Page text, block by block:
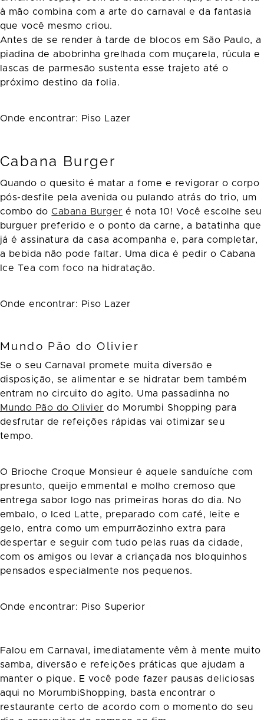
à mão combina com a arte do carnaval e da fantasia
que você mesmo criou.
Antes de se render à tarde de blocos em São Paulo, a
piadina de abobrinha grelhada com muçarela, rúcula e
lascas de parmesão sustenta esse trajeto até o
próximo destino da folia.
Onde encontrar: Piso Lazer
Cabana Burger
Quando o quesito é matar a fome e revigorar o corpo
pós-desfile pela avenida ou pulando atrás do trio, um
combo doCabana Burger é nota 10! Você escolhe seu
burguer preferido e o ponto da carne, a batatinha que
já é assinatura da casa acompanha e, para completar,
a bebida não pode faltar. Uma dica é pedir o Cabana
Ice Tea com foco na hidratação.
Onde encontrar: Piso Lazer
Mundo Pão do Olivier
Se o seu Carnaval promete muita diversão e
disposição, se alimentar e se hidratar bem também
entram no circuito do agito. Uma passadinha no
Mundo Pão do Olivier do Morumbi Shopping para
desfrutar de refeições rápidas vai otimizar seu
tempo.
O Brioche Croque Monsieur é aquele sanduíche com
presunto, queijo emmental e molho cremoso que
entrega sabor logo nas primeiras horas do dia. No
embalo, o Iced Latte, preparado com café, leite e
gelo, entra como um empurrãozinho extra para
despertar e seguir com tudo pelas ruas da cidade,
com os amigos ou levar a criançada nos bloquinhos
pensados especialmente nos pequenos.
Onde encontrar: Piso Superior
Falou em Carnaval, imediatamente vêm à mente muito
samba, diversão e refeições práticas que ajudam a
manter o pique. E você pode fazer pausas deliciosas
aqui no MorumbiShopping, basta encontrar o
restaurante certo de acordo com o momento do seu